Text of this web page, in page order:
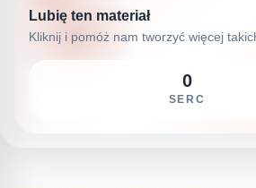
Lubię ten materiał
Kliknij i pomóż nam tworzyć więcej
0
SERC